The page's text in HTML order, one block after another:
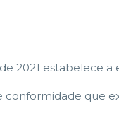
2021 estabelece a
que